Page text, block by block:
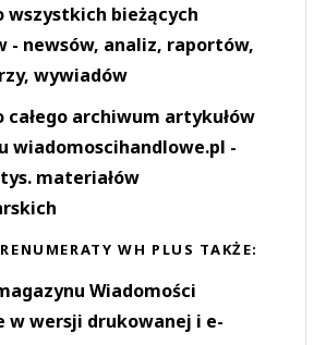
wszystkich bieżących
- newsów, analiz, raportów,
wywiadów
całego archiwum artykułów
wiadomoscihandlowe.pl -
materiałów
WH PLUS TAKŻE:
Wiadomości
w wersji drukowanej i e-